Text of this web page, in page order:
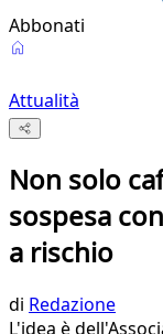
Abbonati
Attualità
Non solo
sospesa
a rischio
di Redazione
L'idea è